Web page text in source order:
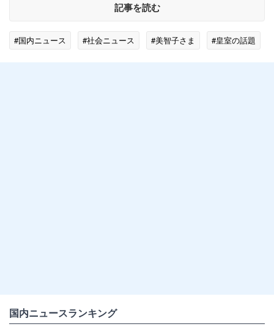
記事を読む
#国内ニュース #社会ニュース #美智子さま #皇室の話題
国内ニュースランキング